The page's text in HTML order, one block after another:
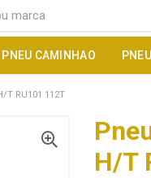
PNEU CAMINHAO
T RU101 112T
H/T